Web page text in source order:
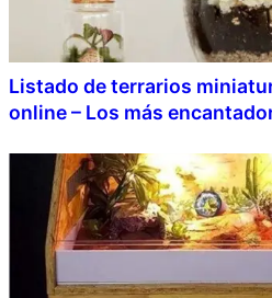
Listado de terrarios
online – Los más